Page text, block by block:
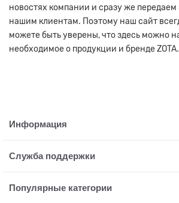
новостях компании и сразу же
нашим клиентам. Поэтому наш сайт
можете быть уверены, что здесь можно
необходимое о продукции и бренде ZOTA.
Информация
Служба поддержки
Популярные категории